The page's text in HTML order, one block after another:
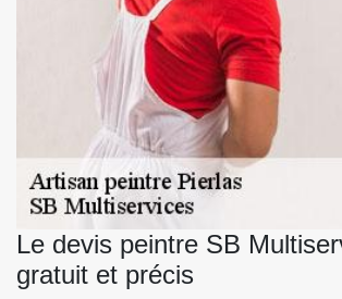
Le devis peintre SB
gratuit et précis